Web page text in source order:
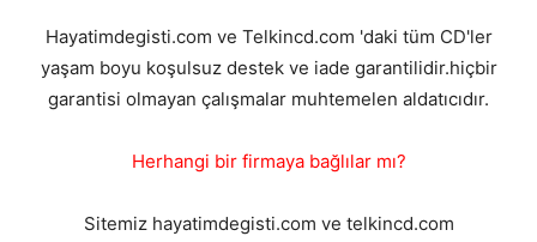
Hayatimdegisti.com ve Telkincd.com 'daki tüm CD'ler
yaşam boyu koşulsuz destek ve iade garantilidir.hiçbir
garantisi olmayan çalışmalar muhtemelen aldatıcıdır.
Herhangi bir firmaya bağlılar mı?
Sitemiz hayatimdegisti.com ve telkincd.com